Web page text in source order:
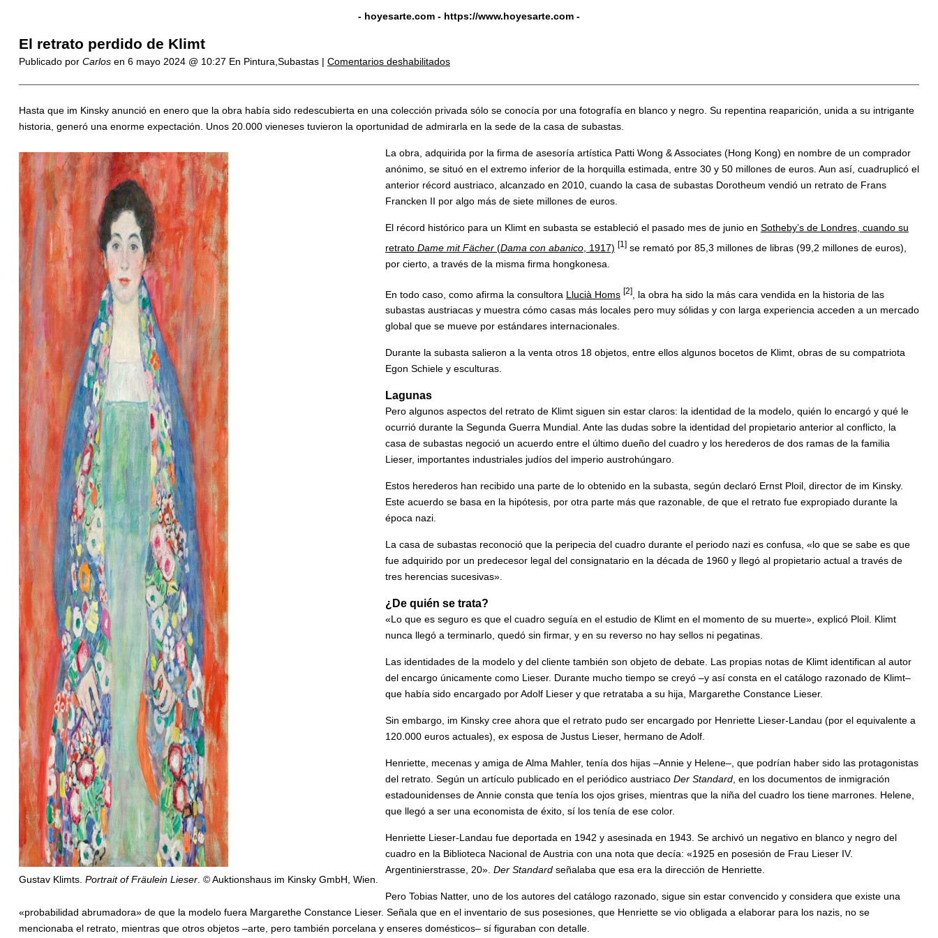
- hoyesarte.com - https://www.hoyesarte.com -
El retrato perdido de Klimt
Publicado por Carlosen 6 mayo 2024 @ 10:27 En Pintura,Subastas | Comentarios deshabilitados
Hasta que im Kinsky anunció en enero que la obra había sido redescubierta en una colección privada sólo se conocía por una fotografía en blanco y negro. Su repentina reaparición, unida a su intrigante
historia, generó una enorme expectación. Unos 20.000 vieneses tuvieron la oportunidad de admirarla en la sede de la casa de subastas.
Gustav Klimts. Portrait of Fräulein Lieser. © Auktionshaus im Kinsky GmbH, Wien.
La obra, adquirida por la firma de asesoría artística Patti Wong & Associates (Hong Kong) en nombre de un comprador
anónimo, se situó en el extremo inferior de la horquilla estimada, entre 30 y 50 millones de euros. Aun así, cuadruplicó el
anterior récord austriaco, alcanzado en 2010, cuando la casa de subastas Dorotheum vendió un retrato de Frans
Francken II por algo más de siete millones de euros.
El récord histórico para un Klimt en subasta se estableció el pasado mes de junio en Sotheby’s de Londres, cuando su
retrato Dame mit Fächer (Dama con abanico, 1917) [1]se remató por 85,3 millones de libras (99,2 millones de euros),
por cierto, a través de la misma firma hongkonesa.
En todo caso, como afirma la consultora Llucià Homs [2], la obra ha sido la más cara vendida en la historia de las
subastas austriacas y muestra cómo casas más locales pero muy sólidas y con larga experiencia acceden a un mercado
global que se mueve por estándares internacionales.
Durante la subasta salieron a la venta otros 18 objetos, entre ellos algunos bocetos de Klimt, obras de su compatriota
Egon Schiele y esculturas.
Lagunas
Pero algunos aspectos del retrato de Klimt siguen sin estar claros: la identidad de la modelo, quién lo encargó y qué le
ocurrió durante la Segunda Guerra Mundial. Ante las dudas sobre la identidad del propietario anterior al conflicto, la
casa de subastas negoció un acuerdo entre el último dueño del cuadro y los herederos de dos ramas de la familia
Lieser, importantes industriales judíos del imperio austrohúngaro.
Estos herederos han recibido una parte de lo obtenido en la subasta, según declaró Ernst Ploil, director de im Kinsky.
Este acuerdo se basa en la hipótesis, por otra parte más que razonable, de que el retrato fue expropiado durante la
época nazi.
La casa de subastas reconoció que la peripecia del cuadro durante el periodo nazi es confusa, «lo que se sabe es que
fue adquirido por un predecesor legal del consignatario en la década de 1960 y llegó al propietario actual a través de
tres herencias sucesivas».
¿De quién se trata?
«Lo que es seguro es que el cuadro seguía en el estudio de Klimt en el momento de su muerte», explicó Ploil. Klimt
nunca llegó a terminarlo, quedó sin firmar, y en su reverso no hay sellos ni pegatinas.
Las identidades de la modelo y del cliente también son objeto de debate. Las propias notas de Klimt identifican al autor
del encargo únicamente como Lieser. Durante mucho tiempo se creyó –y así consta en el catálogo razonado de Klimt–
que había sido encargado por Adolf Lieser y que retrataba a su hija, Margarethe Constance Lieser.
Sin embargo, im Kinsky cree ahora que el retrato pudo ser encargado por Henriette Lieser-Landau (por el equivalente a
120.000 euros actuales), ex esposa de Justus Lieser, hermano de Adolf.
Henriette, mecenas y amiga de Alma Mahler, tenía dos hijas –Annie y Helene–, que podrían haber sido las protagonistas
del retrato. Según un artículo publicado en el periódico austriaco Der Standard, en los documentos de inmigración
estadounidenses de Annie consta que tenía los ojos grises, mientras que la niña del cuadro los tiene marrones. Helene,
que llegó a ser una economista de éxito, sí los tenía de ese color.
Henriette Lieser-Landau fue deportada en 1942 y asesinada en 1943. Se archivó un negativo en blanco y negro del
cuadro en la Biblioteca Nacional de Austria con una nota que decía: «1925 en posesión de Frau Lieser IV.
Argentinierstrasse, 20». Der Standardseñalaba que esa era la dirección de Henriette.
Pero Tobias Natter, uno de los autores del catálogo razonado, sigue sin estar convencido y considera que existe una
«probabilidad abrumadora» de que la modelo fuera Margarethe Constance Lieser. Señala que en el inventario de sus posesiones, que Henriette se vio obligada a elaborar para los nazis, no se
mencionaba el retrato, mientras que otros objetos –arte, pero también porcelana y enseres domésticos– sí figuraban con detalle.